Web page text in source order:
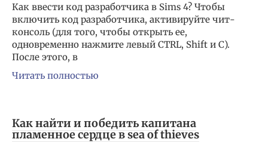
Как ввести код разработчика в Sims 4? Чтобы
включить код разработчика, активируйте чит-
консоль (для того, чтобы открыть ее,
одновременно нажмите левый CTRL, Shift и C).
После этого, в
Читать полностью
Как найти и победить капитана
пламенное сердце в sea of thieves